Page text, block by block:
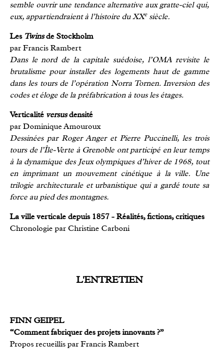
semble ouvrir une tendance alternative aux gratte-ciel qui,
eux, appartiendraient à l’histoire du XXe siècle.
Les Twinsde Stockholm
par Francis Rambert
Dans le nord de la capitale suédoise, l’OMA revisite le
brutalisme pour installer des logements haut de gamme
dans les tours de l’opération Norra Tornen. Inversion des
codes et éloge de la préfabrication à tous les étages.
Verticalité versusdensité
par Dominique Amouroux
Dessinées par Roger Anger et Pierre Puccinelli, les trois
tours de l’Île-Verte à Grenoble ont participé en leur temps
à la dynamique des Jeux olympiques d’hiver de 1968, tout
en imprimant un mouvement cinétique à la ville. Une
trilogie architecturale et urbanistique qui a gardé toute sa
force au pied des montagnes.
La ville verticale depuis 1857 - Réalités, fictions, critiques
Chronologie par Christine Carboni
L'ENTRETIEN
FINN GEIPEL
“Comment fabriquer des projets innovants ?”
Propos recueillis par Francis Rambert